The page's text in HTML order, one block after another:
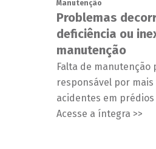
Manutenção
Problemas
deficiência ou
manutenção
Falta de manutenção
responsável por
acidentes em prédios
Acesse a íntegra >>